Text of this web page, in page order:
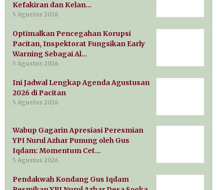
Kefakiran dan Kelan…
5 Agustus 2026
Optimalkan Pencegahan Korupsi
Pacitan, Inspektorat Fungsikan Early
Warning Sebagai Al…
5 Agustus 2026
Ini Jadwal Lengkap Agenda Agustusan
2026 di Pacitan
5 Agustus 2026
Wabup Gagarin Apresiasi Peresmian
YPI Nurul Azhar Punung oleh Gus
Iqdam: Momentum Cet…
5 Agustus 2026
Pendakwah Kondang Gus Iqdam